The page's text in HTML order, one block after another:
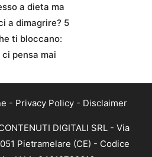
a dieta ma
a dimagrire? 5
ti bloccano:
ci pensa mai
- Privacy Policy - Disclaimer
DIGITALI SRL - Via
Pietramelare (CE) - Codice